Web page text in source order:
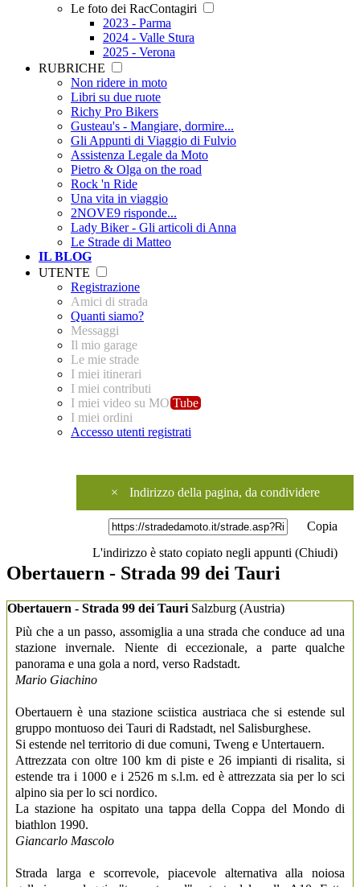
Le foto dei RacContagiri
2023 - Parma
2024 - Valle Stura
2025 - Verona
RUBRICHE
Non ridere in moto
Libri su due ruote
Richy Pro Bikers
Gusteau's - Mangiare, dormire...
Gli Appunti di Viaggio di Fulvio
Assistenza Legale da Moto
Pietro & Olga on the road
Rock 'n Ride
Una vita in viaggio
2NOVE9 risponde...
Lady Biker - Gli articoli di Anna
Le Strade di Matteo
IL BLOG
UTENTE
Registrazione
Amici di strada
Quanti siamo?
Messaggi
Il mio garage
Le mie strade
I miei itinerari
I miei contributi
I miei video su MO Tube
I miei ordini
Accesso utenti registrati
× Indirizzo della pagina, da condividere
Copia
L'indirizzo è stato copiato negli appunti (Chiudi)
Obertauern - Strada 99 dei Tauri
Obertauern - Strada 99 dei Tauri Salzburg (Austria)
Più che a un passo, assomiglia a una strada che conduce ad una
stazione invernale. Niente di eccezionale, a parte qualche
panorama e una gola a nord, verso Radstadt.
Mario Giachino
Obertauern è una stazione sciistica austriaca che si estende sul
gruppo montuoso dei Tauri di Radstadt, nel Salisburghese.
Si estende nel territorio di due comuni, Tweng e Untertauern.
Attrezzata con oltre 100 km di piste e 26 impianti di risalita, si
estende tra i 1000 e i 2526 m s.l.m. ed è attrezzata sia per lo sci
alpino sia per lo sci nordico.
La stazione ha ospitato una tappa della Coppa del Mondo di
biathlon 1990.
Giancarlo Mascolo
Strada larga e scorrevole, piacevole alternativa alla noiosa